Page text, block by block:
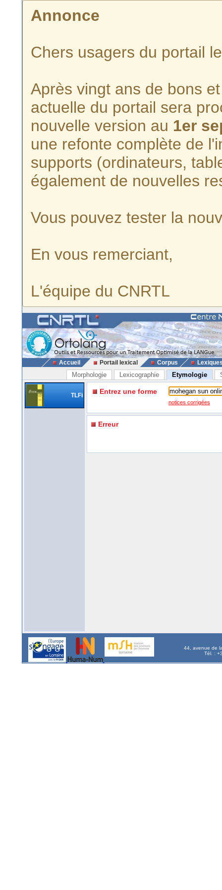
Annonce
Chers usagers du portail
Après vingt ans de bons
actuelle du portail sera
nouvelle version au 1er
une refonte complète de
supports (ordinateurs,
également de nouvelles
Vous pouvez tester la
En vous remerciant,
L'équipe du CNRTL
Accueil Portail lexical Corpus
Morphologie Lexicographie Etymologie
TLFi Entrez une forme
notices corrigées
Erreur
44, avenue de
Tél. :